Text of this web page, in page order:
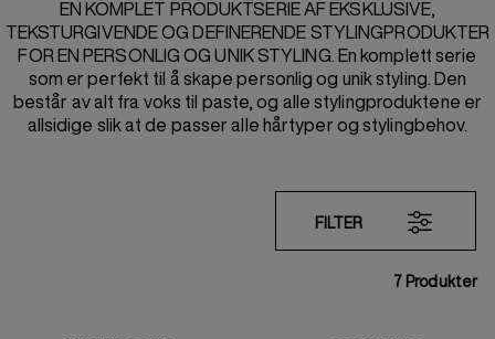
STYLING
REDKEN TRIBE
EN KOMPLET PRODUKTSERIE AF EKSKLUSIVE,
TEKSTURGIVENDE OG DEFINERENDE STYLINGPRODUKTER
FOR EN PERSONLIG OG UNIK STYLING. En komplett serie
som er perfekt til å skape personlig og unik styling. Den
består av alt fra voks til paste, og alle stylingproduktene er
allsidige slik at de passer alle hårtyper og stylingbehov.
7 Produkter
FILTER